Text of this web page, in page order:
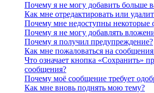
Почему я не могу добавить больше
Как мне отредактировать или
Почему мне недоступны некоторые
Почему я не могу добавлять
Почему я получил предупреждение?
Как мне пожаловаться на
Что означает кнопка «Сохранить»
сообщения?
Почему моё сообщение требует
Как мне вновь поднять мою тему?